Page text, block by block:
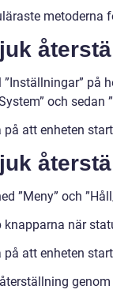
metoderna
”Inställningar” på
och sedan
på att enheten
”Meny” och
knapparna när
på att enheten